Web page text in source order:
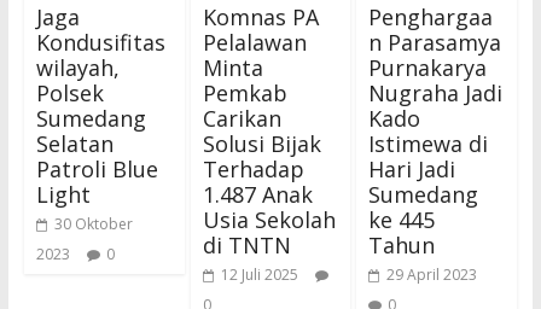
Jaga
Kondusifitas
wilayah,
Polsek
Sumedang
Selatan
Patroli Blue
Light
30 Oktober
2023
0
Komnas PA
Pelalawan
Minta
Pemkab
Carikan
Solusi Bijak
Terhadap
1.487 Anak
Usia Sekolah
di TNTN
12 Juli 2025
0
Penghargaa
n Parasamya
Purnakarya
Nugraha Jadi
Kado
Istimewa di
Hari Jadi
Sumedang
ke 445
Tahun
29 April 2023
0